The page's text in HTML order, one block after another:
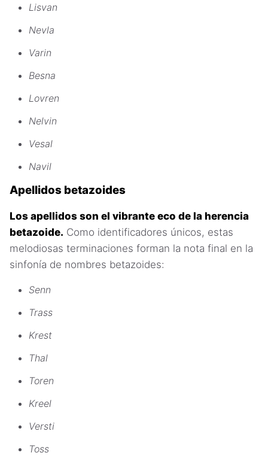
Lisvan
Nevla
Varin
Besna
Lovren
Nelvin
Vesal
Navil
Apellidos betazoides
Los apellidos son el vibrante eco de la herencia
betazoide. Como identificadores únicos, estas
melodiosas terminaciones forman la nota final en la
sinfonía de nombres betazoides:
Senn
Trass
Krest
Thal
Toren
Kreel
Versti
Toss